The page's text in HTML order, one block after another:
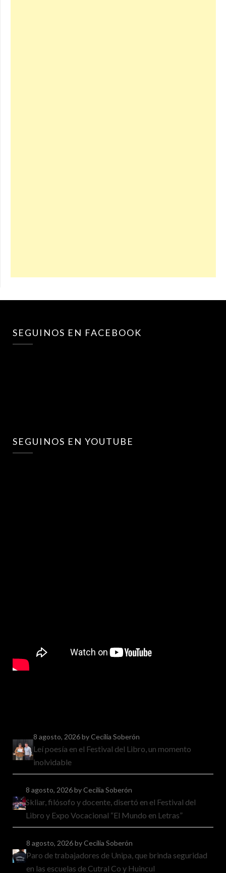
SEGUINOS EN FACEBOOK
SEGUINOS EN YOUTUBE
8 agosto, 2026by Cecilia Soberón
Leí poesía en el Festival del Libro, un momento
inolvidable
8 agosto, 2026by Cecilia Soberón
Skliar, filósofo y docente, disertó en el Festival del
Libro y Expo Vocacional “El Mundo en Letras”
8 agosto, 2026by Cecilia Soberón
Paro de trabajadores de Unipa, que brinda seguridad
en las escuelas de Cutral Co y Huincul